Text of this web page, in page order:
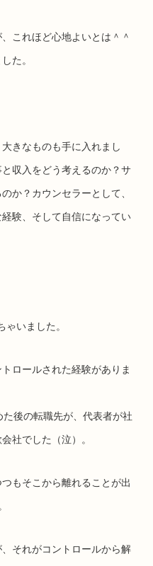
これほど心地よいとは＾＾
た。
きなものも手に入れまし
収入をどう考えるのか？サ
か？カウンセラーとして、
験、そして自信になってい
いました。
ロールされた経験がありま
後の転職先が、代表者が社
社でした（泣）。
もそこから離れることが出
それがコントロールから解